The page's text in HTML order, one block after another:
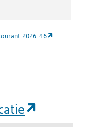
2026-46